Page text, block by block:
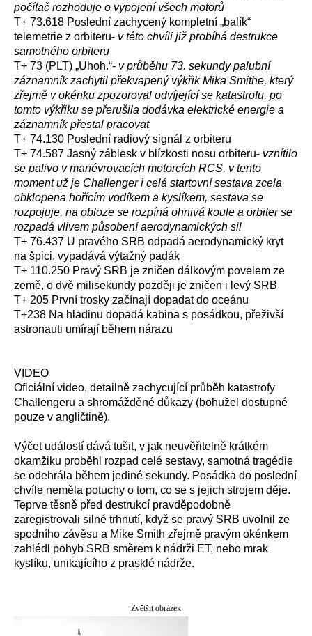
počítač rozhoduje o vypojení všech motorů
T+ 73.618 Poslední zachycený kompletní „balík“
telemetrie z orbiteru- v této chvíli již probíhá destrukce
samotného orbiteru
T+ 73 (PLT) „Uhoh.“- v průběhu 73. sekundy palubní
záznamník zachytil překvapený výkřik Mika Smithe, který
zřejmě v okénku zpozoroval odvíjející se katastrofu, po
tomto výkřiku se přerušila dodávka elektrické energie a
záznamník přestal pracovat
T+ 74.130 Poslední radiový signál z orbiteru
T+ 74.587 Jasný záblesk v blízkosti nosu orbiteru- vznítilo
se palivo v manévrovacích motorcích RCS, v tento
moment už je Challenger i celá startovní sestava zcela
obklopena hořícím vodíkem a kyslíkem, sestava se
rozpojuje, na obloze se rozpíná ohnivá koule a orbiter se
rozpadá vlivem působení aerodynamických sil
T+ 76.437 U pravého SRB odpadá aerodynamický kryt
na špici, vypadává výtažný padák
T+ 110.250 Pravý SRB je zničen dálkovým povelem ze
země, o dvě milisekundy později je zničen i levý SRB
T+ 205 První trosky začínají dopadat do oceánu
T+238 Na hladinu dopadá kabina s posádkou, přeživší
astronauti umírají během nárazu
VIDEO
Oficiální video, detailně zachycující průběh katastrofy
Challengeru a shromážděné důkazy (bohužel dostupné
pouze v angličtině).
Výčet událostí dává tušit, v jak neuvěřitelně krátkém
okamžiku proběhl rozpad celé sestavy, samotná tragédie
se odehrála během jediné sekundy. Posádka do poslední
chvíle neměla potuchy o tom, co se s jejich strojem děje.
Teprve těsně před destrukcí pravděpodobně
zaregistrovali silné trhnutí, když se pravý SRB uvolnil ze
spodního závěsu a Mike Smith zřejmě pravým okénkem
zahlédl pohyb SRB směrem k nádrži ET, nebo mrak
kyslíku, unikajícího z prasklé nádrže.
Zvětšit obrázek